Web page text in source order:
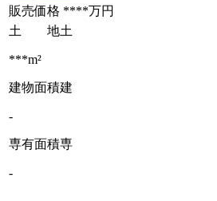
販売価格 ****万円
土 地土
***m²
建物面積建
-
専有面積専
-